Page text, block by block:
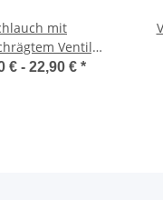
mit
Ventil,
verstärkt
€ - 22,90 € *